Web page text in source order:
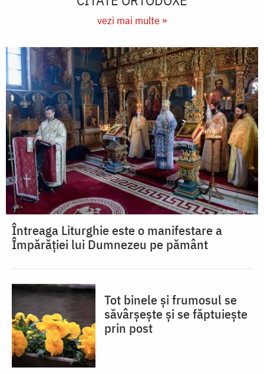
vezi mai multe »
Întreaga Liturghie este o manifestare a
Împărăției lui Dumnezeu pe pământ
Tot binele și frumosul se
săvârșește și se făptuiește
prin post